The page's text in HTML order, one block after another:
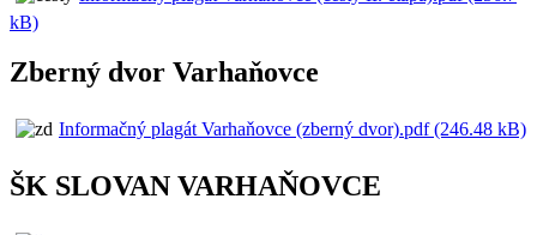
kB)
Zberný dvor Varhaňovce
Informačný plagát Varhaňovce (zberný dvor).pdf (246.48 kB)
ŠK SLOVAN VARHAŇOVCE